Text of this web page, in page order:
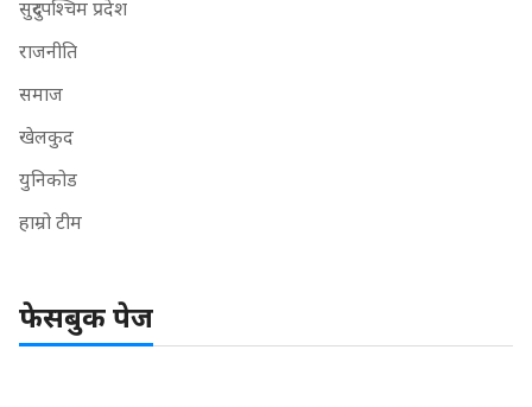
सुदुरपश्चिम प्रदेश
राजनीति
समाज
खेलकुद
युनिकोड
हाम्रो टीम
फेसबुक पेज